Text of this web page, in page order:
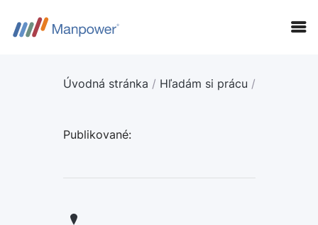
FIRMY
Úvodná stránka / Hľadám si prácu /
Publikované: